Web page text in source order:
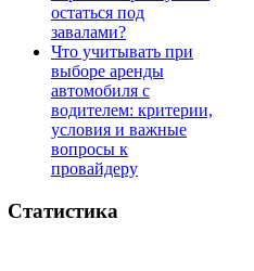
остаться под
завалами?
Что учитывать при
выборе аренды
автомобиля с
водителем: критерии,
условия и важные
вопросы к
провайдеру
Статистика